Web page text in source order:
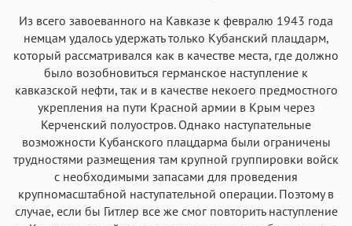
Из всего завоеванного на Кавказе к февралю 1943 года
немцам удалось удержать только Кубанский плацдарм,
который рассматривался как в качестве места, где должно
было возобновиться германское наступление к
кавказской нефти, так и в качестве некоего предмостного
укрепления на пути Красной армии в Крым через
Керченский полуостров. Однако наступательные
возможности Кубанского плацдарма были ограничены
трудностями размещения там крупной группировки войск
с необходимыми запасами для проведения
крупномасштабной наступательной операции. Поэтому в
случае, если бы Гитлер все же смог повторить наступление